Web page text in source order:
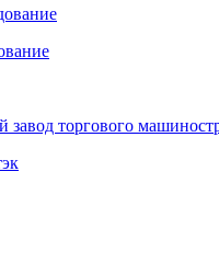
торгового